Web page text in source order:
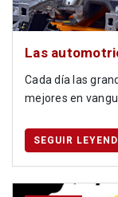
Las
Cada día las
mejores en
SEGUIR